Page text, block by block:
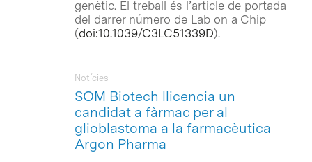
genètic. El treball és l’article de portada
del darrer número de Lab on a Chip
(doi:10.1039/C3LC51339D).
SOM Biotech llicencia un
candidat a fàrmac per al
glioblastoma a la farmacèutica
Argon Pharma
Notícies